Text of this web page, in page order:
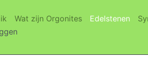
(current)
Wat zijn Orgonites(current)
Edelstenen